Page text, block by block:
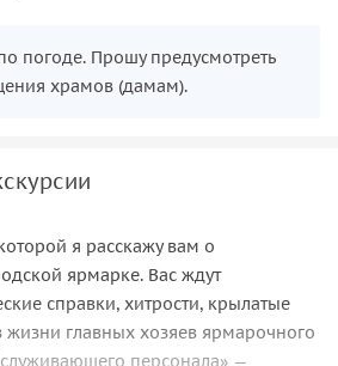
погоде. Прошу предусмотреть
храмов (дамам).
я расскажу вам о
ярмарке. Вас ждут
справки, хитрости, крылатые
главных хозяев ярмарочного
персонала» —